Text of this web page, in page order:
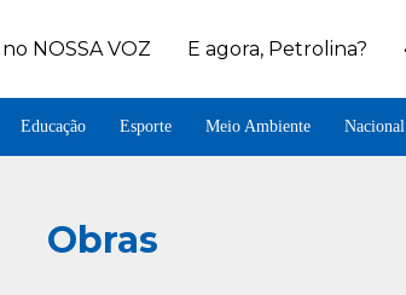
NOSSA VOZ E agora, Petrolina?
Educação Esporte Meio Ambiente Nacional
Obras